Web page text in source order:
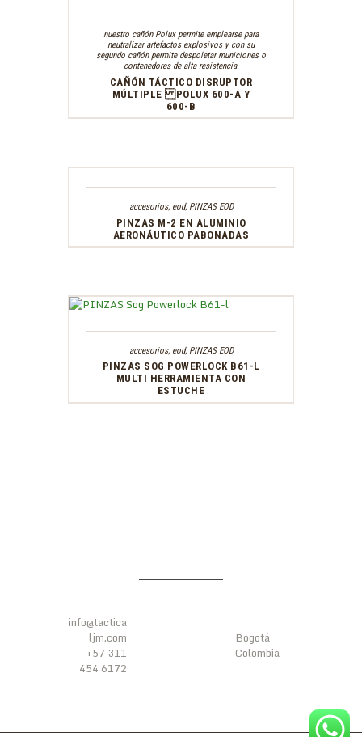
nuestro cañón Polux permite emplearse para
neutralizar artefactos explosivos y con su
segundo cañón permite despoletar municiones o
contenedores de alta resistencia.
CAÑÓN TÁCTICO DISRUPTOR
MÚLTIPLE POLUX 600-A Y
600-B
accesorios, eod, PINZAS EOD
PINZAS M-2 EN ALUMINIO
AERONÁUTICO PABONADAS
accesorios, eod, PINZAS EOD
PINZAS SOG POWERLOCK B61-L
MULTI HERRAMIENTA CON
ESTUCHE
info@tactica
ljm.com
+57 311
454 6172
Bogotá
Colombia